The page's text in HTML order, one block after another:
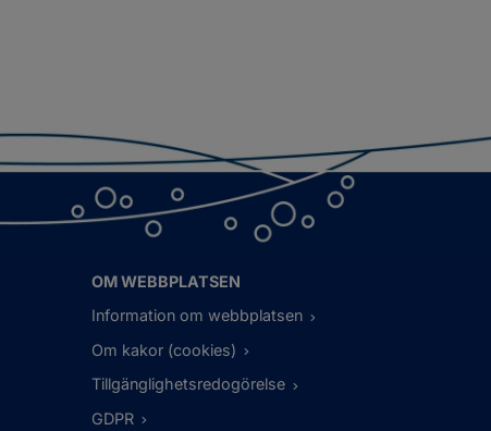
OM WEBBPLATSEN
Information om webbplatsen
Om kakor (cookies)
Tillgänglighetsredogörelse
GDPR